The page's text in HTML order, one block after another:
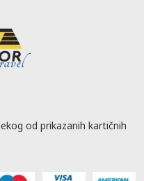
od prikazanih kartičnih